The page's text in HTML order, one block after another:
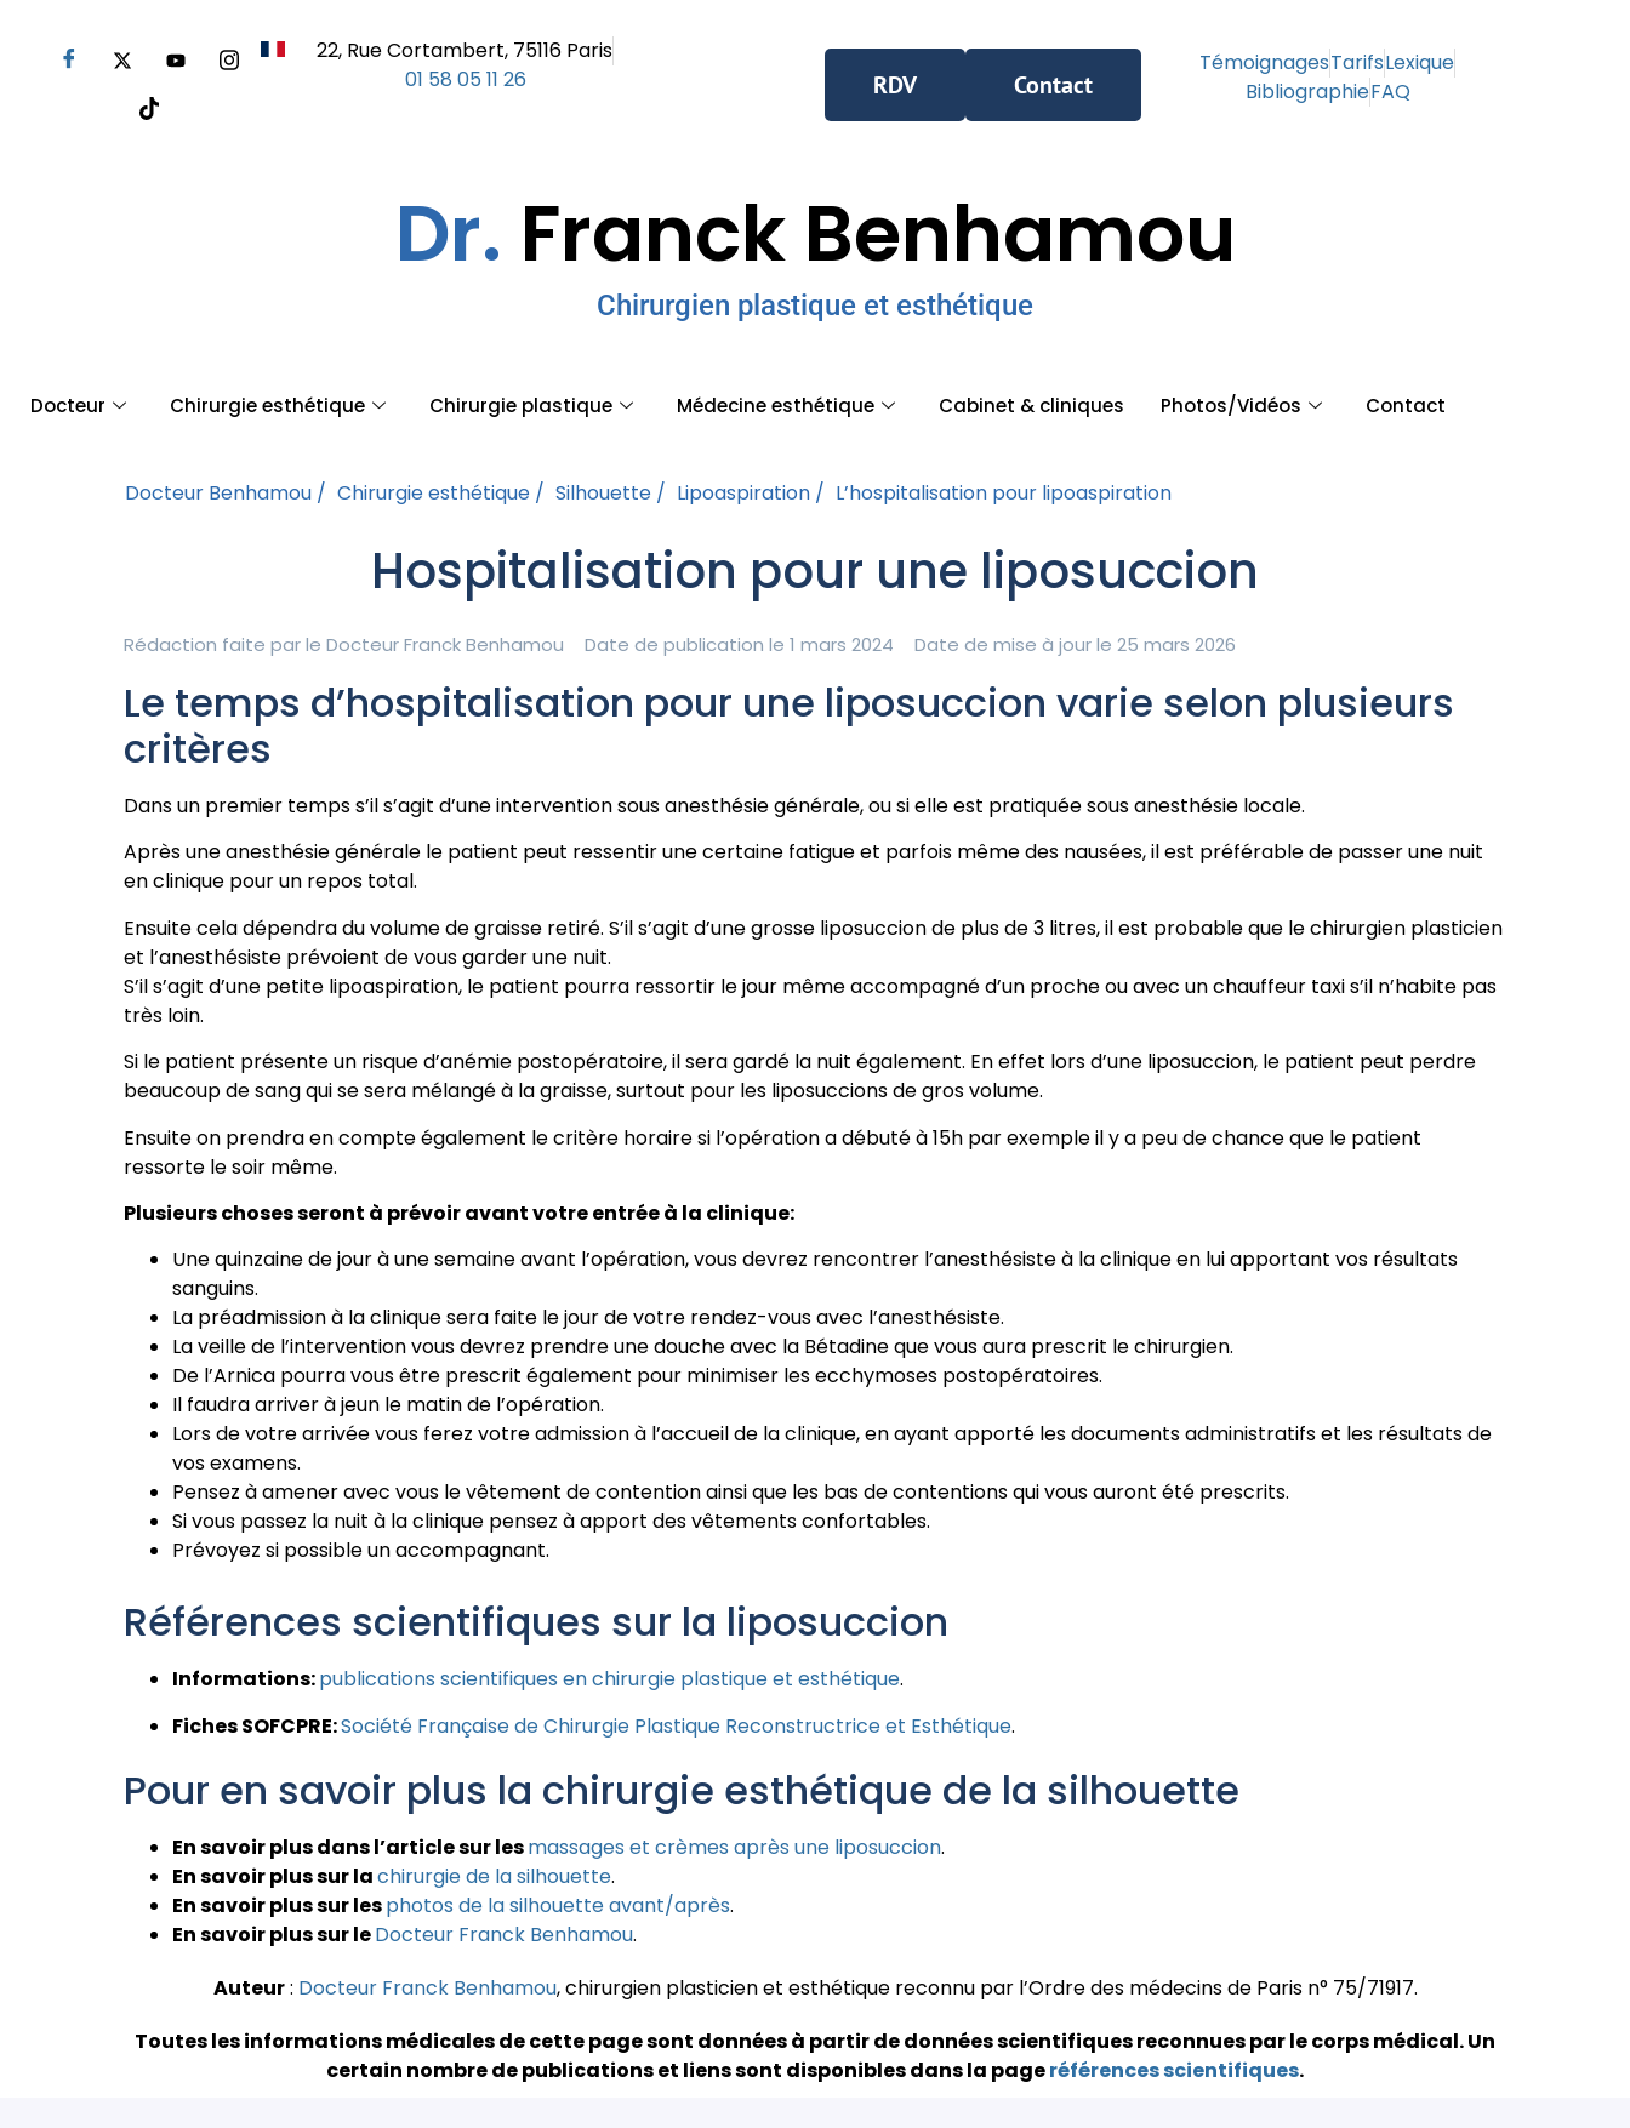
22, Rue Cortambert, 75116 Paris
01 58 05 11 26
RDV Contact
TémoignagesTarifsLexique
BibliographieFAQ
Dr. Franck Benhamou
Chirurgien plastique et esthétique
Docteur Chirurgie esthétique Chirurgie plastique Médecine esthétique Cabinet & cliniques Photos/Vidéos Contact
Docteur Benhamou / Chirurgie esthétique / Silhouette / Lipoaspiration / L’hospitalisation pour lipoaspiration
Hospitalisation pour une liposuccion
Rédaction faite par le Docteur Franck Benhamou Date de publication le 1 mars 2024 Date de mise à jour le 25 mars 2026
Le temps d’hospitalisation pour une liposuccion varie selon plusieurs
critères
Dans un premier temps s’il s’agit d’une intervention sous anesthésie générale, ou si elle est pratiquée sous anesthésie locale.
Après une anesthésie générale le patient peut ressentir une certaine fatigue et parfois même des nausées, il est préférable de passer une nuit
en clinique pour un repos total.
Ensuite cela dépendra du volume de graisse retiré. S’il s’agit d’une grosse liposuccion de plus de 3 litres, il est probable que le chirurgien plasticien
et l’anesthésiste prévoient de vous garder une nuit.
S’il s’agit d’une petite lipoaspiration, le patient pourra ressortir le jour même accompagné d’un proche ou avec un chauffeur taxi s’il n’habite pas
très loin.
Si le patient présente un risque d’anémie postopératoire, il sera gardé la nuit également. En effet lors d’une liposuccion, le patient peut perdre
beaucoup de sang qui se sera mélangé à la graisse, surtout pour les liposuccions de gros volume.
Ensuite on prendra en compte également le critère horaire si l’opération a débuté à 15h par exemple il y a peu de chance que le patient
ressorte le soir même.
Plusieurs choses seront à prévoir avant votre entrée à la clinique:
Une quinzaine de jour à une semaine avant l’opération, vous devrez rencontrer l’anesthésiste à la clinique en lui apportant vos résultats
sanguins.
La préadmission à la clinique sera faite le jour de votre rendez-vous avec l’anesthésiste.
La veille de l’intervention vous devrez prendre une douche avec la Bétadine que vous aura prescrit le chirurgien.
De l’Arnica pourra vous être prescrit également pour minimiser les ecchymoses postopératoires.
Il faudra arriver à jeun le matin de l’opération.
Lors de votre arrivée vous ferez votre admission à l’accueil de la clinique, en ayant apporté les documents administratifs et les résultats de
vos examens.
Pensez à amener avec vous le vêtement de contention ainsi que les bas de contentions qui vous auront été prescrits.
Si vous passez la nuit à la clinique pensez à apport des vêtements confortables.
Prévoyez si possible un accompagnant.
Références scientifiques sur la liposuccion
Informations:publications scientifiques en chirurgie plastique et esthétique.
Fiches SOFCPRE:Société Française de Chirurgie Plastique Reconstructrice et Esthétique.
Pour en savoir plus la chirurgie esthétique de la silhouette
En savoir plus dans l’article sur lesmassages et crèmes après une liposuccion.
En savoir plus sur lachirurgie de la silhouette.
En savoir plus sur lesphotos de la silhouette avant/après.
En savoir plus sur leDocteur Franck Benhamou.
Auteur: Docteur Franck Benhamou, chirurgien plasticien et esthétique reconnu par l’Ordre des médecins de Paris n° 75/71917.
Toutes les informations médicales de cette page sont données à partir de données scientifiques reconnues par le corps médical.Un
certain nombre de publications et liens sont disponibles dans la pageréférences scientifiques.